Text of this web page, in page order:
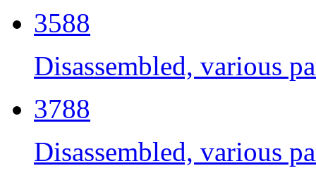
3588
Disassembled, various
3788
Disassembled, various